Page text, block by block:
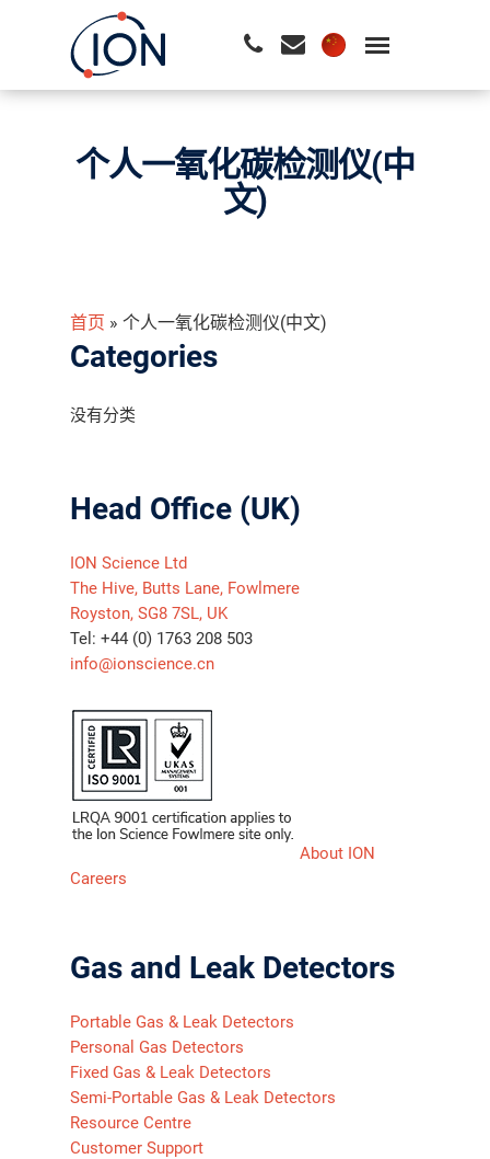
个人一氧化碳检测仪(中
文)
首页 » 个人一氧化碳检测仪(中文)
Categories
没有分类
Head Office (UK)
ION Science Ltd
The Hive, Butts Lane, Fowlmere
Royston, SG8 7SL, UK
Tel: +44 (0) 1763 208 503
info@ionscience.cn
About ION
Careers
Gas and Leak Detectors
Portable Gas & Leak Detectors
Personal Gas Detectors
Fixed Gas & Leak Detectors
Semi-Portable Gas & Leak Detectors
Resource Centre
Customer Support